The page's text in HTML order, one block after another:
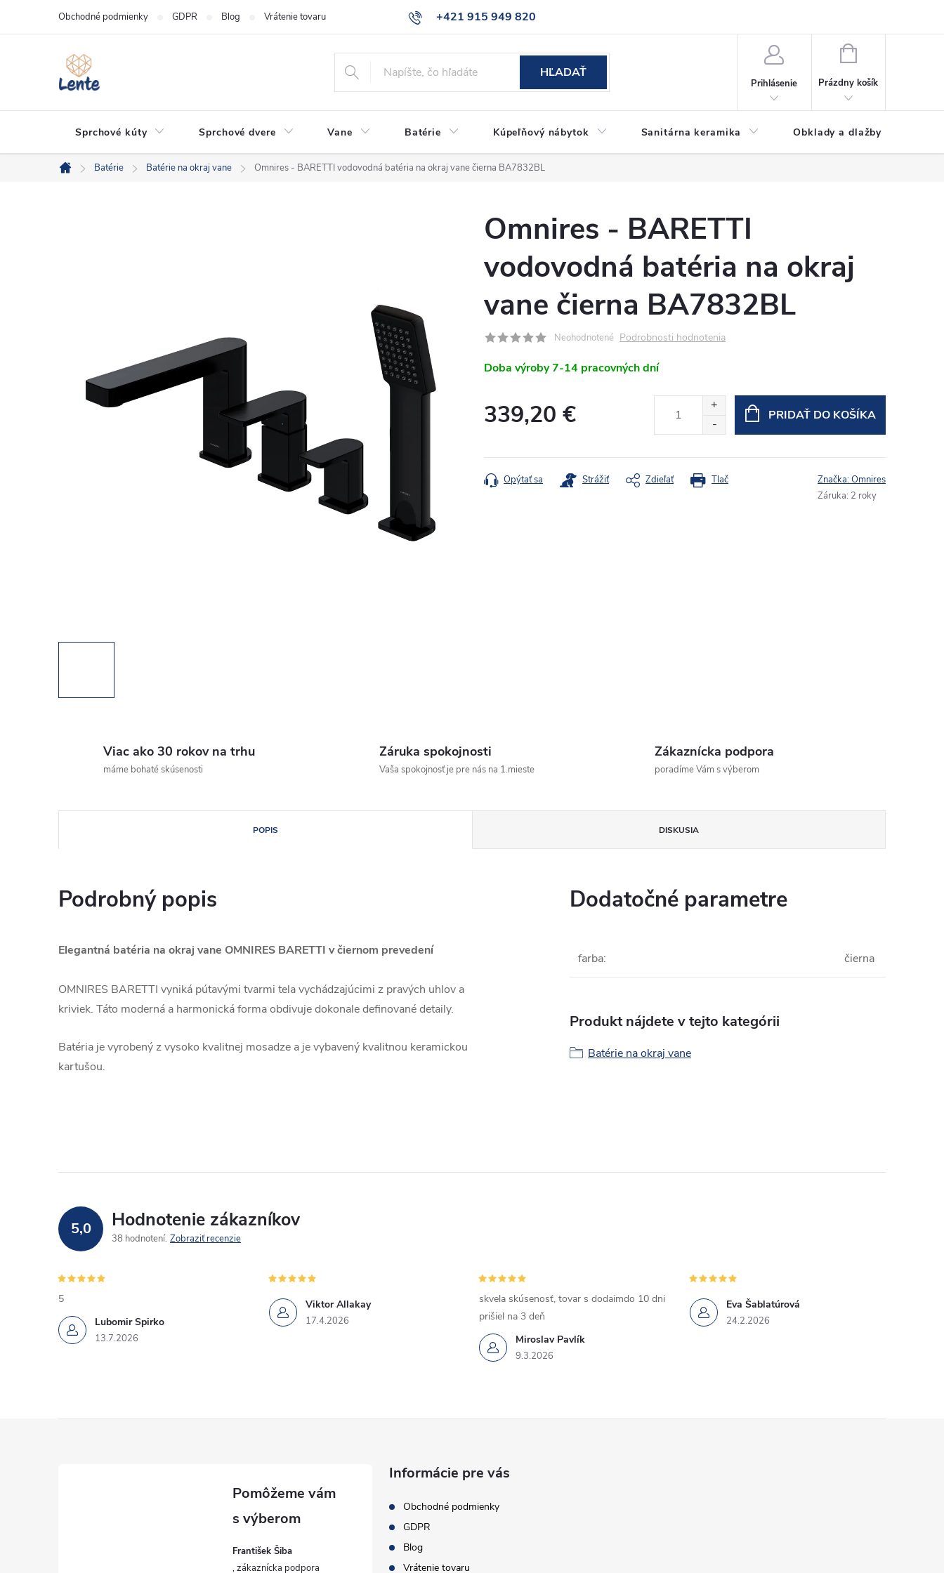
+421 915 949 820
Obchodné podmienky GDPR Blog Vrátenie tovaru
HĽADAŤ
Prihlásenie
NÁKUPNÝ
Prázdny košík
Sprchové kúty Sprchové dvere Vane Batérie Kúpeľňový nábytok Sanitárna keramika Obklady a dlažby
Domov
Batérie Batérie na okraj vane Omnires - BARETTI vodovodná batéria na okraj vane čierna BA7832BL
Omnires - BARETTI
vodovodná batéria na okraj
vane čierna BA7832BL
Neohodnotené Podrobnosti hodnotenia
Doba výroby 7-14 pracovných dní
339,20 € PRIDAŤ DO KOŠÍKA
Tlač
Opýtať sa Strážiť Zdieľať Značka:Omnires
Záruka: 2 roky
Viac ako 30 rokov na trhu
máme bohaté skúsenosti
Záruka spokojnosti
Vaša spokojnosť je pre nás na 1.mieste
Zákaznícka podpora
poradíme Vám s výberom
POPIS DISKUSIA
Podrobný popis
Elegantná batéria na okraj vane OMNIRES BARETTI v čiernom prevedení
OMNIRES BARETTI vyniká pútavými tvarmi tela vychádzajúcimi z pravých uhlov a
kriviek. Táto moderná a harmonická forma obdivuje dokonale definované detaily.
Batéria je vyrobený z vysoko kvalitnej mosadze a je vybavený kvalitnou keramickou
kartušou.
Dodatočné parametre
farba: čierna
Produkt nájdete v tejto kategórii
Batérie na okraj vane
5,0 Hodnotenie zákazníkov
38 hodnotení Zobraziť recenzie
Lubomir Spirko
13.7.2026
5 Viktor Allakay
17.4.2026
Miroslav Pavlík
9.3.2026
skvela skúsenosť, tovar s dodaimdo 10 dni
prišiel na 3 deň
Eva Šablatúrová
24.2.2026
František Šiba
Informácie pre vás
Obchodné podmienky
GDPR
Blog
Vrátenie tovaru